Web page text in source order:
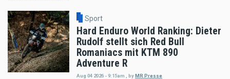
Sport
Hard Enduro World Ranking: Dieter
Rudolf stellt sich Red Bull
Romaniacs mit KTM 890
Adventure R
Aug 04 2026 - 9:15am byMR Presse